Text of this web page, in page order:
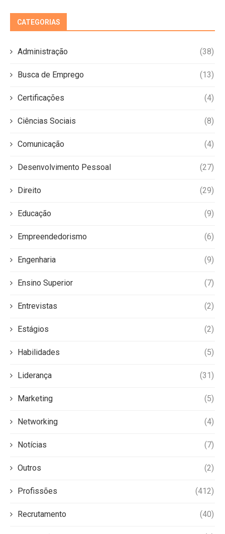
CATEGORIAS
Administração (38)
Busca de Emprego (13)
Certificações (4)
Ciências Sociais (8)
Comunicação (4)
Desenvolvimento Pessoal (27)
Direito (29)
Educação (9)
Empreendedorismo (6)
Engenharia (9)
Ensino Superior (7)
Entrevistas (2)
Estágios (2)
Habilidades (5)
Liderança (31)
Marketing (5)
Networking (4)
Notícias (7)
Outros (2)
Profissões (412)
Recrutamento (40)